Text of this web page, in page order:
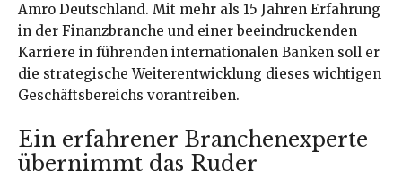
Amro Deutschland. Mit mehr als 15 Jahren Erfahrung
in der Finanzbranche und einer beeindruckenden
Karriere in führenden internationalen Banken soll er
die strategische Weiterentwicklung dieses wichtigen
Geschäftsbereichs vorantreiben.
Ein erfahrener Branchenexperte
übernimmt das Ruder